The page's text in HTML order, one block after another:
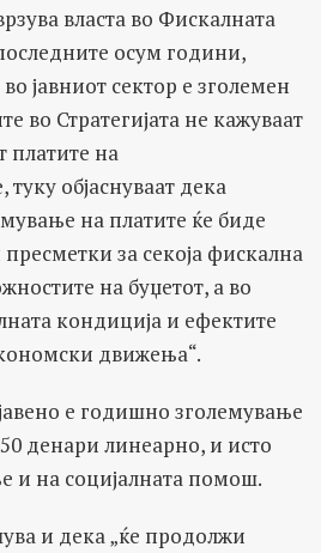
власта во Фискалната
осум години,
јавниот сектор е зголемен
во Стратегијата не кажуваат
платите на
објаснуваат дека
на платите ќе биде
за секоја фискална
на буџетот, а во
кондиција и ефектите
движења“.
е годишно зголемување
денари линеарно, и исто
и на социјалната помош.
и дека „ќе продолжи